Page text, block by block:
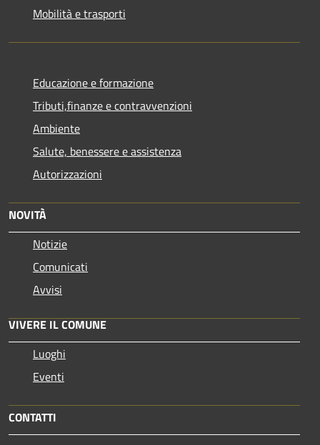
Mobilità e trasporti
Educazione e formazione
Tributi,finanze e contravvenzioni
Ambiente
Salute, benessere e assistenza
Autorizzazioni
NOVITÀ
Notizie
Comunicati
Avvisi
VIVERE IL COMUNE
Luoghi
Eventi
CONTATTI